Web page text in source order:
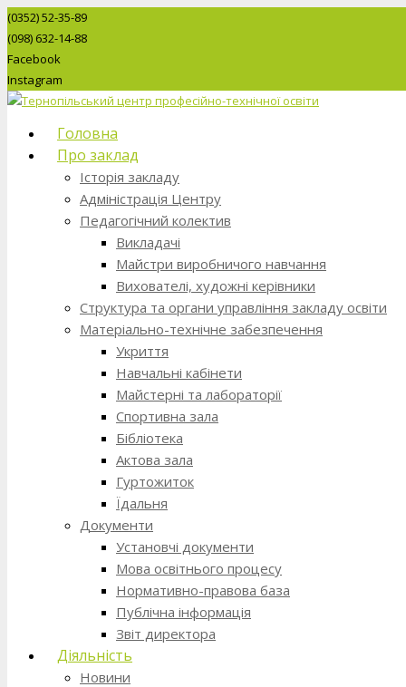
(0352) 52-35-89
(098) 632-14-88
Facebook
Instagram
Головна
Про заклад
Історія закладу
Адміністрація Центру
Педагогічний колектив
Викладачі
Майстри виробничого навчання
Вихователі, художні керівники
Структура та органи управління закладу освіти
Матеріально-технічне забезпечення
Укриття
Навчальні кабінети
Майстерні та лабораторії
Спортивна зала
Бібліотека
Актова зала
Гуртожиток
Їдальня
Документи
Установчі документи
Мова освітнього процесу
Нормативно-правова база
Публічна інформація
Звіт директора
Діяльність
Новини